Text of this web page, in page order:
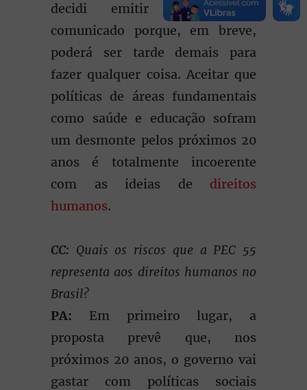
decidi emitir agora esse
comunicado porque, em breve,
poderá ser tarde demais para
fazer qualquer coisa. Aceitar que
políticas de áreas fundamentais
como saúde e educação sofram
um desmonte pelos próximos 20
anos é totalmente incoerente
com as ideias de direitos
humanos.
CC: Quais os riscos que a PEC 55
representa aos direitos humanos no
Brasil?
PA: Em primeiro lugar, a
proposta prevê que, nos
próximos 20 anos, o governo vai
gastar com políticas sociais